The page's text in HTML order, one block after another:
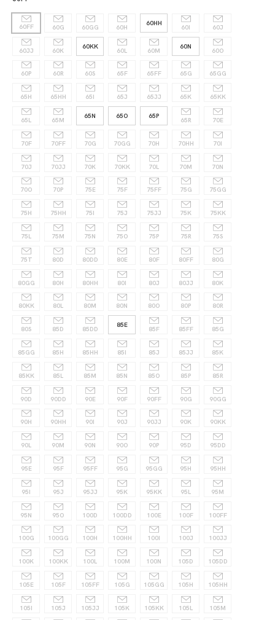
60FF 60G 60GG 60H
60HH
60I 60J
60JJ 60K
60KK
60L 60M
60N
60O
60P 60R 60S 65F 65FF 65G 65GG
65H 65HH 65I 65J 65JJ 65K 65KK
65L 65M
65N 65O 65P
65R 70E
70F 70FF 70G 70GG 70H 70HH 70I
70J 70JJ 70K 70KK 70L 70M 70N
70O 70P 75E 75F 75FF 75G 75GG
75H 75HH 75I 75J 75JJ 75K 75KK
75L 75M 75N 75O 75P 75R 75S
75T 80D 80DD 80E 80F 80FF 80G
80GG 80H 80HH 80I 80J 80JJ 80K
80KK 80L 80M 80N 80O 80P 80R
80S 85D 85DD
85E
85F 85FF 85G
85GG 85H 85HH 85I 85J 85JJ 85K
85KK 85L 85M 85N 85O 85P 85R
90D 90DD 90E 90F 90FF 90G 90GG
90H 90HH 90I 90J 90JJ 90K 90KK
90L 90M 90N 90O 90P 95D 95DD
95E 95F 95FF 95G 95GG 95H 95HH
95I 95J 95JJ 95K 95KK 95L 95M
95N 95O 100D 100DD 100E 100F 100FF
100G 100GG 100H 100HH 100I 100J 100JJ
100K 100KK 100L 100M 100N 105D 105DD
105E 105F 105FF 105G 105GG 105H 105HH
105I 105J 105JJ 105K 105KK 105L 105M